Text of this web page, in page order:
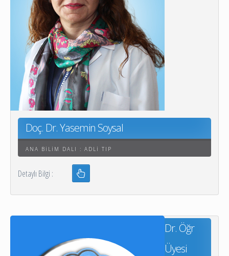
Doç. Dr. Yasemin Soysal
ANA BILIM DALI : ADLI TIP
Detaylı Bilgi :
Dr. Öğr
Üyesi